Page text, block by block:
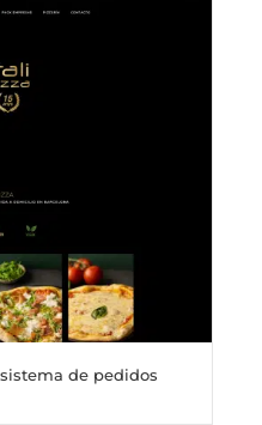
de pedidos